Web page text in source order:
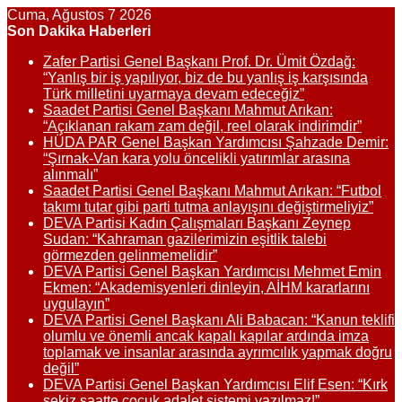
Cuma, Ağustos 7 2026
Son Dakika Haberleri
Zafer Partisi Genel Başkanı Prof. Dr. Ümit Özdağ:
“Yanlış bir iş yapılıyor, biz de bu yanlış iş karşısında
Türk milletini uyarmaya devam edeceğiz”
Saadet Partisi Genel Başkanı Mahmut Arıkan:
“Açıklanan rakam zam değil, reel olarak indirimdir”
HÜDA PAR Genel Başkan Yardımcısı Şahzade Demir:
“Şırnak-Van kara yolu öncelikli yatırımlar arasına
alınmalı”
Saadet Partisi Genel Başkanı Mahmut Arıkan: “Futbol
takımı tutar gibi parti tutma anlayışını değiştirmeliyiz”
DEVA Partisi Kadın Çalışmaları Başkanı Zeynep
Sudan: “Kahraman gazilerimizin eşitlik talebi
görmezden gelinmemelidir”
DEVA Partisi Genel Başkan Yardımcısı Mehmet Emin
Ekmen: “Akademisyenleri dinleyin, AİHM kararlarını
uygulayın”
DEVA Partisi Genel Başkanı Ali Babacan: “Kanun teklifi
olumlu ve önemli ancak kapalı kapılar ardında imza
toplamak ve insanlar arasında ayrımcılık yapmak doğru
değil”
DEVA Partisi Genel Başkan Yardımcısı Elif Esen: “Kırk